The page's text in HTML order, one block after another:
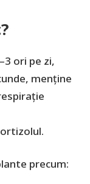
ori pe zi,
menține
precum: